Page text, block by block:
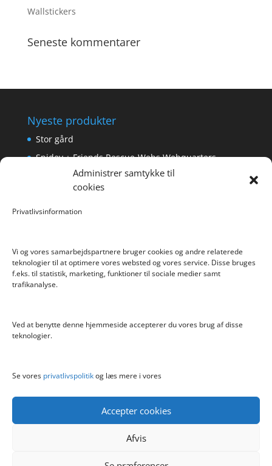
Administrer samtykke til
cookies
Privatlivsinformation
Vi og vores samarbejdspartnere bruger cookies og andre relaterede
teknologier til at optimere vores websted og vores service. Disse bruges
f.eks. til statistik, marketing, funktioner til sociale medier samt
trafikanalyse.
Ved at benytte denne hjemmeside accepterer du vores brug af disse
teknologier.
Se vores privatlivspolitikog læs mere i vores
Accepter cookies
Afvis
Wallstickers
Seneste kommentarer
Nyeste produkter
Stor gård
Spidey + Friends Rescue-Webs Webquarters
Forlængerkabel til håndkontrol 2×2 m.
Pokemon Skoletaske med 4 Dele
Hyggeligt fehjem med gyldent enhjørning
Info
Kontakt
Privatlivspolitik